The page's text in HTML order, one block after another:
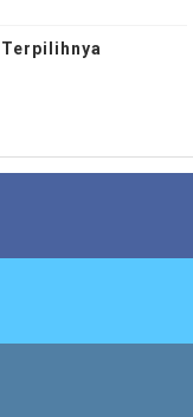
Terpilihnya